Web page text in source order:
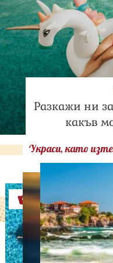
Разкажи ни
какъв
Украси, като
Оферти